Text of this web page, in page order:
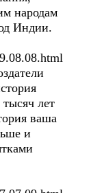
народам
Индии.
тысяч лет
ваша
и